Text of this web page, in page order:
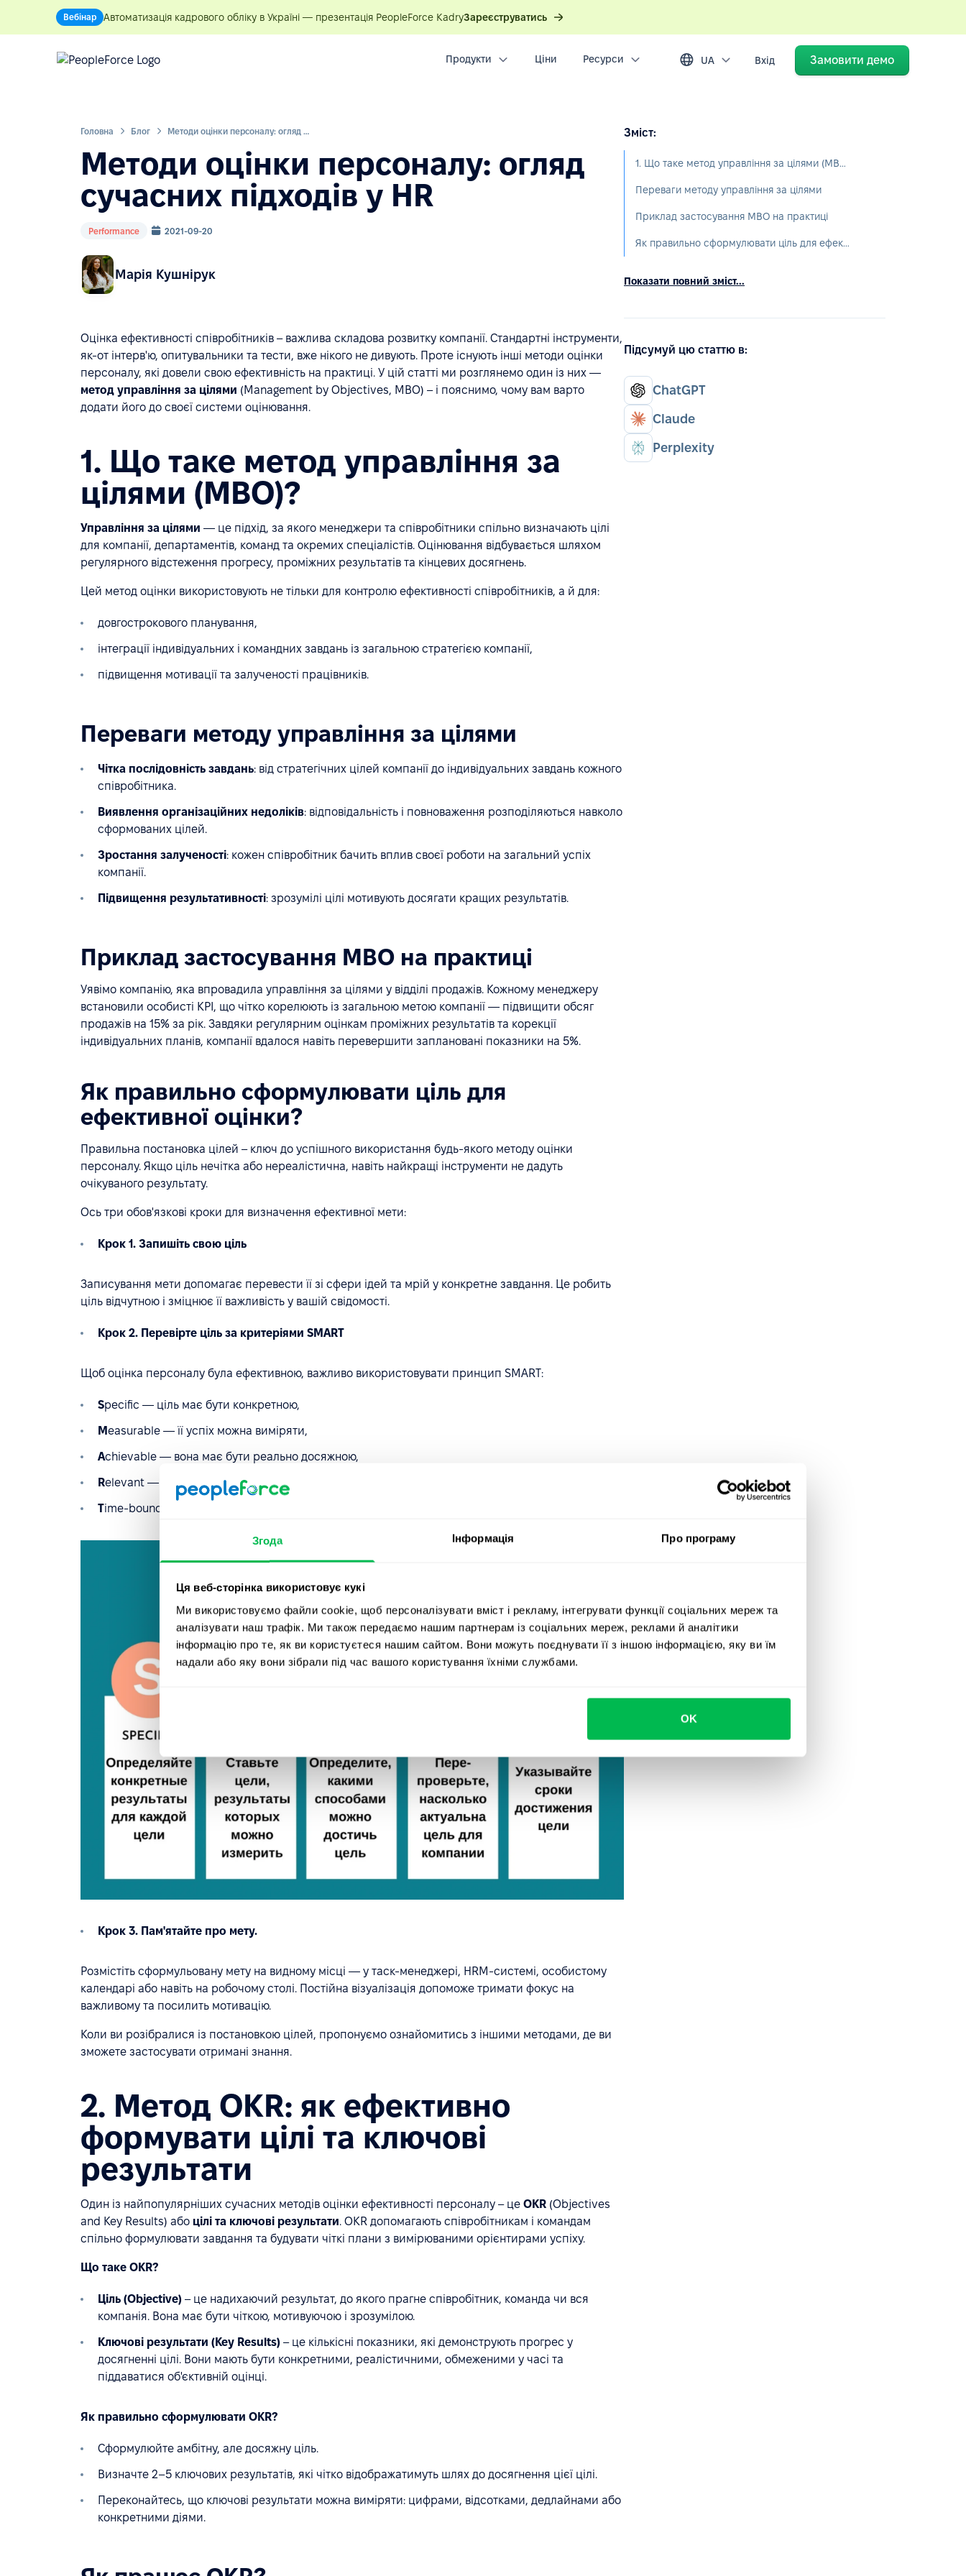
Згода Інформація Про програму
Ця веб-сторінка використовує кукі
Ми використовуємо файли cookie, щоб персоналізувати вміст і рекламу, інтегрувати функції соціальних мереж та
аналізувати наш трафік. Ми також передаємо нашим партнерам із соціальних мереж, реклами й аналітики
інформацію про те, як ви користуєтеся нашим сайтом. Вони можуть поєднувати її з іншою інформацією, яку ви їм
надали або яку вони зібрали під час вашого користування їхніми службами.
OK
Вебінар Автоматизація кадрового обліку в Україні — презентація PeopleForce KadryЗареєструватись
Продукти Ціни Ресурси UA Вхід Замовити демо
Головна Блог Методи оцінки персоналу: огляд сучасних підходів у HR
Методи оцінки персоналу: огляд
сучасних підходів у HR
Performance 2021-09-20
Марія Кушнірук
Оцінка ефективності співробітників – важлива складова розвитку компанії. Стандартні інструменти,
як-от інтерв'ю, опитувальники та тести, вже нікого не дивують. Проте існують інші методи оцінки
персоналу, які довели свою ефективність на практиці. У цій статті ми розглянемо один із них —
метод управління за цілями (Management by Objectives, MBO) – і пояснимо, чому вам варто
додати його до своєї системи оцінювання.
1. Що таке метод управління за
цілями (MBO)?
Управління за цілями — це підхід, за якого менеджери та співробітники спільно визначають цілі
для компанії, департаментів, команд та окремих спеціалістів. Оцінювання відбувається шляхом
регулярного відстеження прогресу, проміжних результатів та кінцевих досягнень.
Цей метод оцінки використовують не тільки для контролю ефективності співробітників, а й для:
довгострокового планування,
інтеграції індивідуальних і командних завдань із загальною стратегією компанії,
підвищення мотивації та залученості працівників.
Переваги методу управління за цілями
Чітка послідовність завдань: від стратегічних цілей компанії до індивідуальних завдань кожного
співробітника.
Виявлення організаційних недоліків: відповідальність і повноваження розподіляються навколо
сформованих цілей.
Зростання залученості: кожен співробітник бачить вплив своєї роботи на загальний успіх
компанії.
Підвищення результативності: зрозумілі цілі мотивують досягати кращих результатів.
Приклад застосування MBO на практиці
Уявімо компанію, яка впровадила управління за цілями у відділі продажів. Кожному менеджеру
встановили особисті KPI, що чітко корелюють із загальною метою компанії — підвищити обсяг
продажів на 15% за рік. Завдяки регулярним оцінкам проміжних результатів та корекції
індивідуальних планів, компанії вдалося навіть перевершити заплановані показники на 5%.
Як правильно сформулювати ціль для
ефективної оцінки?
Правильна постановка цілей – ключ до успішного використання будь-якого методу оцінки
персоналу. Якщо ціль нечітка або нереалістична, навіть найкращі інструменти не дадуть
очікуваного результату.
Ось три обов'язкові кроки для визначення ефективної мети:
Крок 1. Запишіть свою ціль
Записування мети допомагає перевести її зі сфери ідей та мрій у конкретне завдання. Це робить
ціль відчутною і зміцнює її важливість у вашій свідомості.
Крок 2. Перевірте ціль за критеріями SMART
Щоб оцінка персоналу була ефективною, важливо використовувати принцип SMART:
Specific — ціль має бути конкретною,
Measurable — її успіх можна виміряти,
Achievable — вона має бути реально досяжною,
Relevant — відповідати вашим завданням,
Time-bound — бути обмеженою у часі.
Крок 3. Пам'ятайте про мету.
Розмістіть сформульовану мету на видному місці — у таск-менеджері, HRM-системі, особистому
календарі або навіть на робочому столі. Постійна візуалізація допоможе тримати фокус на
важливому та посилить мотивацію.
Коли ви розібралися із постановкою цілей, пропонуємо ознайомитись з іншими методами, де ви
зможете застосувати отримані знання.
2. Метод OKR: як ефективно
формувати цілі та ключові
результати
Один із найпопулярніших сучасних методів оцінки ефективності персоналу – це OKR (Objectives
and Key Results) або цілі та ключові результати. OKR допомагають співробітникам і командам
спільно формулювати завдання та будувати чіткі плани з вимірюваними орієнтирами успіху.
Що таке OKR?
Ціль (Objective) – це надихаючий результат, до якого прагне співробітник, команда чи вся
компанія. Вона має бути чіткою, мотивуючою і зрозумілою.
Ключові результати (Key Results) – це кількісні показники, які демонструють прогрес у
досягненні цілі. Вони мають бути конкретними, реалістичними, обмеженими у часі та
піддаватися об'єктивній оцінці.
Як правильно сформулювати OKR?
Сформулюйте амбітну, але досяжну ціль.
Визначте 2–5 ключових результатів, які чітко відображатимуть шлях до досягнення цієї цілі.
Переконайтесь, що ключові результати можна виміряти: цифрами, відсотками, дедлайнами або
конкретними діями.
Зміст:
1. Що таке метод управління за цілями (MBO)?
Переваги методу управління за цілями
Приклад застосування MBO на практиці
Як правильно сформулювати ціль для ефективної оцінки?
Показати повний зміст...
Підсумуй цю статтю в:
ChatGPT
Claude
Perplexity